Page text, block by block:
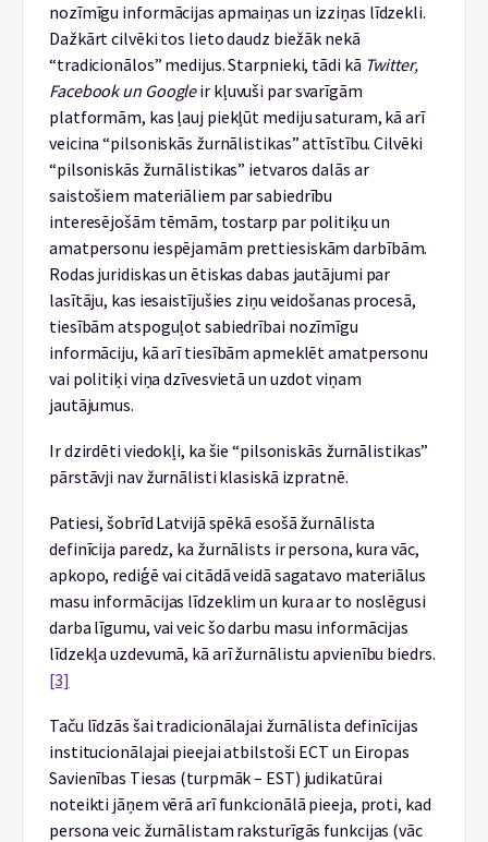
nozīmīgu informācijas apmaiņas un izziņas līdzekli.
Dažkārt cilvēki tos lieto daudz biežāk nekā
“tradicionālos” medijus. Starpnieki, tādi kā Twitter,
Facebook un Googleir kļuvuši par svarīgām
platformām, kas ļauj piekļūt mediju saturam, kā arī
veicina “pilsoniskās žurnālistikas” attīstību. Cilvēki
“pilsoniskās žurnālistikas” ietvaros dalās ar
saistošiem materiāliem par sabiedrību
interesējošām tēmām, tostarp par politiķu un
amatpersonu iespējamām prettiesiskām darbībām.
Rodas juridiskas un ētiskas dabas jautājumi par
lasītāju, kas iesaistījušies ziņu veidošanas procesā,
tiesībām atspoguļot sabiedrībai nozīmīgu
informāciju, kā arī tiesībām apmeklēt amatpersonu
vai politiķi viņa dzīvesvietā un uzdot viņam
jautājumus.
Ir dzirdēti viedokļi, ka šie “pilsoniskās žurnālistikas”
pārstāvji nav žurnālisti klasiskā izpratnē.
Patiesi, šobrīd Latvijā spēkā esošā žurnālista
definīcija paredz, ka žurnālists ir persona, kura vāc,
apkopo, rediģē vai citādā veidā sagatavo materiālus
masu informācijas līdzeklim un kura ar to noslēgusi
darba līgumu, vai veic šo darbu masu informācijas
līdzekļa uzdevumā, kā arī žurnālistu apvienību biedrs.
[3]
Taču līdzās šai tradicionālajai žurnālista definīcijas
institucionālajai pieejai atbilstoši ECT un Eiropas
Savienības Tiesas (turpmāk – EST) judikatūrai
noteikti jāņem vērā arī funkcionālā pieeja, proti, kad
persona veic žurnālistam raksturīgās funkcijas (vāc